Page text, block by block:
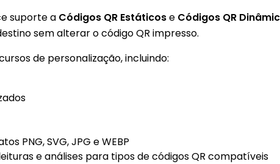
suporte a Códigos QR Estáticose Códigos QR
sem alterar o código QR impresso.
de personalização, incluindo:
PNG, SVG, JPG e WEBP
e análises para tipos de códigos QR compatíveis